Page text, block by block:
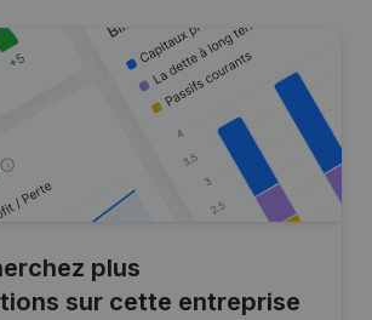
plus
sur cette entreprise